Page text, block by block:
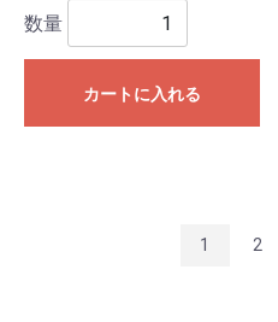
数量
カートに入れる
1 2